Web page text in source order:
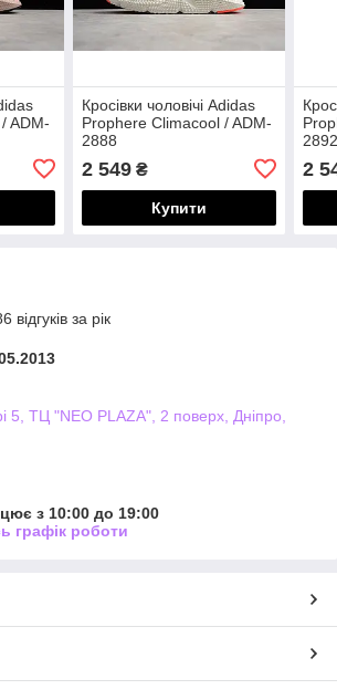
ADM-
Кросівки чоловічі Adidas
Prophere Climacool / ADM-
2888
2 549₴
Купити
2
за рік
5, ТЦ "NEO PLAZA", 2 поверх, Дніпро,
з 10:00 до 19:00
графік роботи